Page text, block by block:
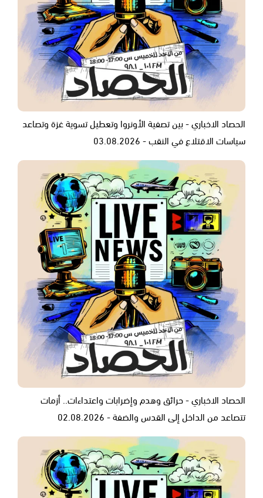
الحصاد الاخباري - بين تصفية الأونروا وتعطيل تسوية غزة وتصاعد
سياسات الاقتلاع في النقب - 03.08.2026
الحصاد الاخباري - حرائق وهدم وإضرابات واعتداءات.. أزمات
تتصاعد من الداخل إلى القدس والضفة - 02.08.2026